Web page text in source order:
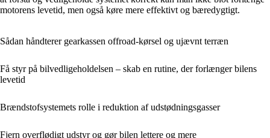
motorens levetid, men også køre mere effektivt og bæredygtigt.
Sådan håndterer gearkassen offroad-kørsel og ujævnt terræn
Få styr på bilvedligeholdelsen – skab en rutine, der forlænger bilens
levetid
Brændstofsystemets rolle i reduktion af udstødningsgasser
Fjern overflødigt udstyr og gør bilen lettere og mere